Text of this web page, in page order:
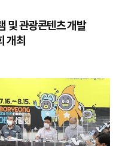
및 관광콘텐츠 개발
개최